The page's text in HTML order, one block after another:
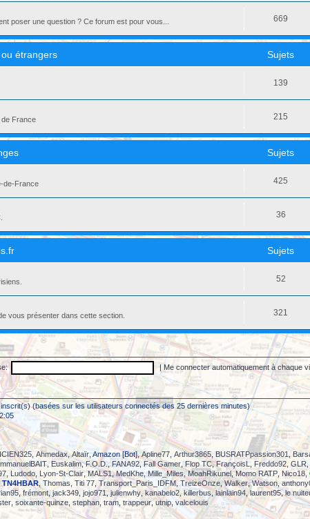
poser une question ? Ce forum est pour vous... 669
étrangers Sujets
139
France 215
Sujets
de-France 425
36
Sujets
52
vous présenter dans cette section. 321
|Me connecter automatiquement à chaque
(basées sur les utilisateurs connectés des 25 dernières minutes)
,Ahmedax,Altaïr , Amazon [Bot],Apline77 Arthur3865 BUSRATPpassion301 ,
,Euskalim,F.O.D.,FANA92,Fall Gamer ,Flop TC,FrançoisL Freddo92,GLR,
Ludodo Lyon-St-Clair ,MALS1,MedKhe,Mille_Miles ,MoahRikunel ,Momo RATP,Nico18,
,TN4HBAR,Thomas Titi 77 Transport_Paris_IDFM,TreizeOnze,Walker,Watson ,
, frémont,jack349 jojo971 julienwhy kanabelo2 ,killerbus,lainlain94,laurent95,le
soixante-quinze stephan tram trappeur,utnip valcelouis